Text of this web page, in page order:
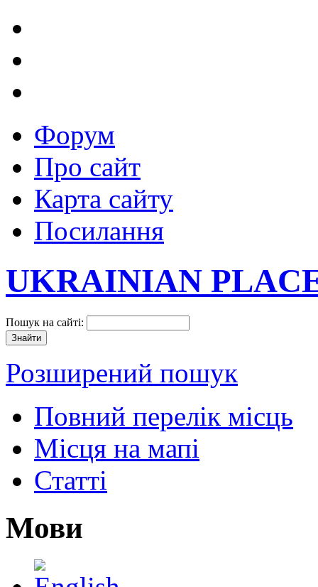
Форум
Про сайт
Карта сайту
Посилання
UKRAINIAN
Пошук на сайті:
Розширений пошук
Повний перелік місць
Місця на мапі
Статті
Мови